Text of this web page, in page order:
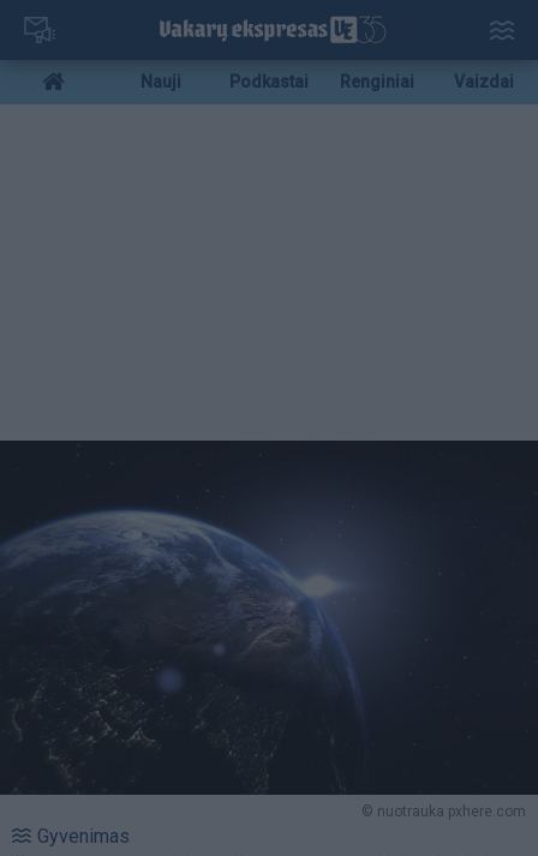
Pereiti
pagrindinį
turinį
Mobile
menu
Nauji Podkastai Renginiai Vaizdai
© nuotrauka pxhere.com
Gyvenimas